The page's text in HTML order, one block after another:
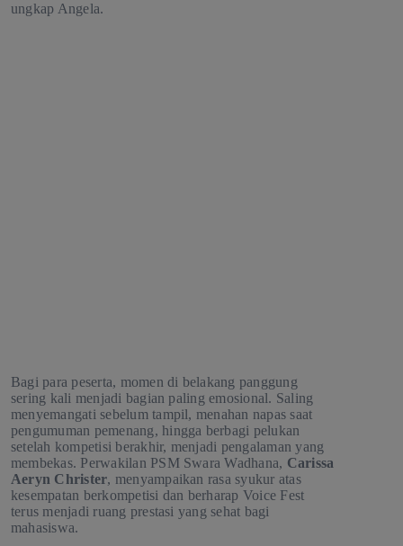
ungkap Angela.
Bagi para peserta, momen di belakang panggung
sering kali menjadi bagian paling emosional. Saling
menyemangati sebelum tampil, menahan napas saat
pengumuman pemenang, hingga berbagi pelukan
setelah kompetisi berakhir, menjadi pengalaman yang
membekas. Perwakilan PSM Swara Wadhana, Carissa
Aeryn Christer, menyampaikan rasa syukur atas
kesempatan berkompetisi dan berharap Voice Fest
terus menjadi ruang prestasi yang sehat bagi
mahasiswa.